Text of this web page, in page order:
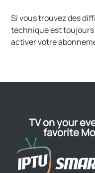
Si vous trouvez des
technique est toujours
activer votre
TV on your
favorite